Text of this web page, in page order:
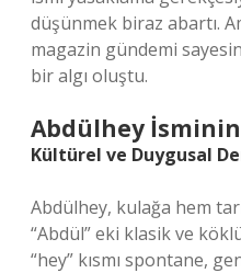
düşünmek biraz abartı.
magazin gündemi
bir algı oluştu.
Abdülhey
Kültürel ve Duygusal
Abdülhey, kulağa hem
“Abdül” eki klasik ve
“hey” kısmı spontane,